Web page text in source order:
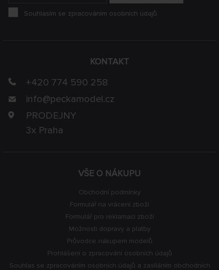
VŠE O NÁKUPU
Obchodní podmínky
Formulář na vrácení zboží
Formulář pro reklamaci zboží
Možnosti dopravy a platby
Průvodce nákupem modelů
Prohlášení o zpracování osobních údajů
Souhlas se zpracováním osobních údajů a zasíláním obchodních
KONTAKT
+420 774 590 258
info@peckamodel.cz
PRODEJNY
3x Praha
Souhlasím se zpracováním osobních údajů